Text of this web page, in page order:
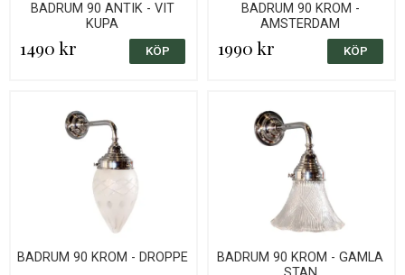
BADRUM 90 ANTIK - VIT
KUPA
1490 kr
BADRUM 90 KROM -
AMSTERDAM
1990 kr
BADRUM 90 KROM - DROPPE
BADRUM 90 KROM - GAMLA